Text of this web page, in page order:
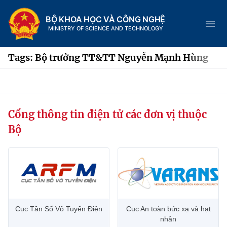
BỘ KHOA HỌC VÀ CÔNG NGHỆ
MINISTRY OF SCIENCE AND TECHNOLOGY
Trang chủ
Chức năng nhiệm vụ
Tin tức sự kiện
Hệ thống văn bản
Tags: Bộ trưởng TT&TT Nguyễn Mạnh Hùng
Cổng thông tin điện tử các đơn vị thuộc
Bộ
Cục Tần Số Vô Tuyến Điện
Cục An toàn bức xạ và hạt
nhân